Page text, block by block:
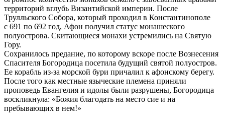
территорий вглубь Византийской империи. После
Трулльского Собора, который проходил в Константинополе
с 691 по 692 год, Афон получил статус монашеского
полуострова. Скитающиеся монахи устремились на Святую
Гору.
Сохранилось предание, по которому вскоре после Вознесения
Спасителя Богородица посетила будущий святой полуостров.
Ее корабль из-за морской бури причалил к афонскому берегу.
После того как местные языческие племена приняли
проповедь Евангелия и идолы были разрушены, Богородица
воскликнула: «Божия благодать на место сие и на
пребывающих в нем!»